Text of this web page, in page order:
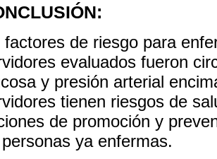
factores de riesgo para
evaluados fueron
y presión arterial
tienen riesgos de
de promoción y
ya enfermas.